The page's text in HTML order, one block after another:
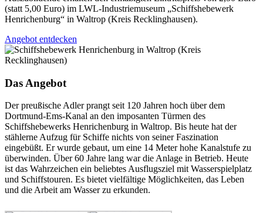
(statt 5,00 Euro) im LWL-Industriemuseum „Schiffshebewerk
Henrichenburg“ in Waltrop (Kreis Recklinghausen).
Angebot entdecken
Das Angebot
Der preußische Adler prangt seit 120 Jahren hoch über dem
Dortmund-Ems-Kanal an den imposanten Türmen des
Schiffshebewerks Henrichenburg in Waltrop. Bis heute hat der
stählerne Aufzug für Schiffe nichts von seiner Faszination
eingebüßt. Er wurde gebaut, um eine 14 Meter hohe Kanalstufe zu
überwinden. Über 60 Jahre lang war die Anlage in Betrieb. Heute
ist das Wahrzeichen ein beliebtes Ausflugsziel mit Wasserspielplatz
und Schiffstouren. Es bietet vielfältige Möglichkeiten, das Leben
und die Arbeit am Wasser zu erkunden.